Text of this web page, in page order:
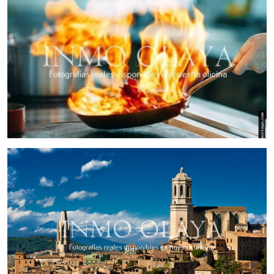
amplio y acogedor para disfrutar de una experiencia
gastronómica única.
Oportunidad de negocio:
Este restaurante representa una magnífica oportunidad para
aquellos que deseen situarse en la zona top de Girona y ser
parte de la escena gastronómica de la ciudad. Con una
clientela establecida y una ubicación inmejorable, ofrece un
gran potencial de crecimiento y rentabilidad para los nuevos
propietarios.
Precio y condiciones:
El traspaso de este emblemático restaurante se ofrece a un
precio competitivo 300.000€ y alquiler de 3.000€ con
condiciones flexibles.
Contáctanos hoy mismo para obtener
más información y aprovechar esta oportunidad única de
emprender en el sector de la restauración en Girona con
InmoOlaya, tu aliado en el mercado inmobiliario comercial.